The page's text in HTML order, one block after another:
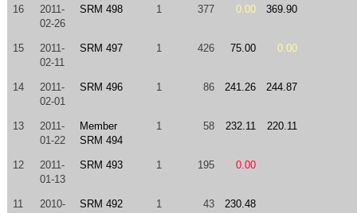
16
2011-
02-26
SRM 498 1 377 0.00 369.90
15
2011-
02-11
SRM 497 1 426 75.00 0.00
14
2011-
02-01
SRM 496 1 86 241.26 244.87
13
2011-
01-22
Member
SRM 494
1 58 232.11 220.11
12
2011-
01-13
SRM 493 1 195 0.00
11
2010-
SRM 492 1 43 230.48